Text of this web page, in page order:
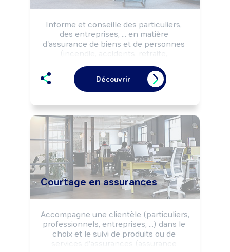
Informe et conseille des particuliers,
des entreprises, ... en matière
d'assurance de biens et de personnes
(incendie, accidents, retraite,
produits et services selon la politique
commerciale de l'établissement et la
réglementation de l'assurance. Peut
de tarification, ...) et administratif des
contrats. Peut promouvoir des produits
et services bancaires.
Découvrir
Courtage en assurances
Accompagne une clientèle (particuliers,
professionnels, entreprises, ...) dans le
choix et le suivi de produits ou de
services d'assurances (assurance